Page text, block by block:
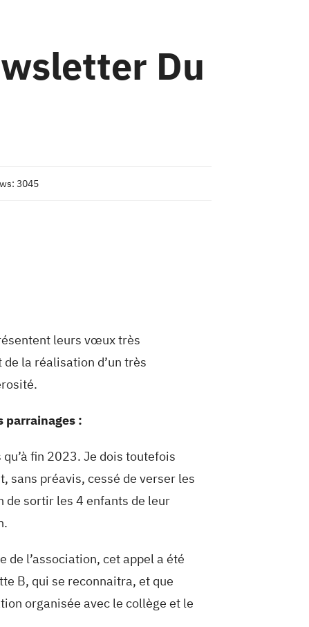
Du
3045
leurs vœux très
la réalisation d’un très
parrainages :
fin 2023. Je dois toutefois
sans préavis, cessé de verser les
de sortir les 4 enfants de leur
de l’association, cet appel a été
B, qui se reconnaitra, et que
organisée avec le collège et le